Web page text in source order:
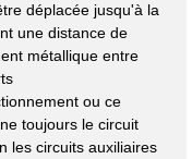
déplacée jusqu'à la
une distance de
métallique entre
ou ce
toujours le circuit
les circuits auxiliaires